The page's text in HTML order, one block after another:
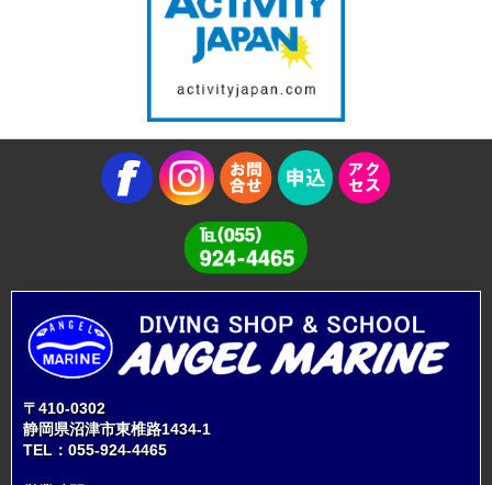
〒410-0302
静岡県沼津市東椎路1434-1
TEL： 055-924-4465